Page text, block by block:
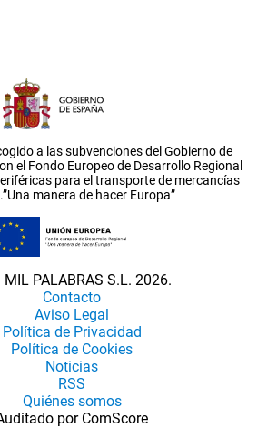
a las subvenciones del Gobierno de
el Fondo Europeo de Desarrollo Regional
para el transporte de mercancías
manera de hacer Europa”
MIL PALABRAS S.L. 2026.
Contacto
Aviso Legal
Política de Privacidad
Política de Cookies
Noticias
RSS
Quiénes somos
por ComScore